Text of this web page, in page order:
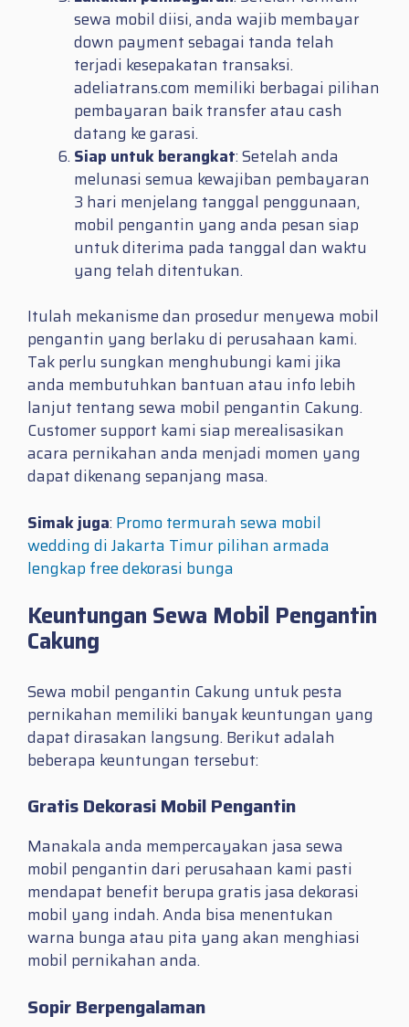
sewa mobil diisi, anda wajib membayar
down payment sebagai tanda telah
terjadi kesepakatan transaksi.
adeliatrans.com memiliki berbagai pilihan
pembayaran baik transfer atau cash
datang ke garasi.
Siap untuk berangkat: Setelah anda
melunasi semua kewajiban pembayaran
3 hari menjelang tanggal penggunaan,
mobil pengantin yang anda pesan siap
untuk diterima pada tanggal dan waktu
yang telah ditentukan.
Itulah mekanisme dan prosedur menyewa mobil
pengantin yang berlaku di perusahaan kami.
Tak perlu sungkan menghubungi kami jika
anda membutuhkan bantuan atau info lebih
lanjut tentang sewa mobil pengantin Cakung.
Customer support kami siap merealisasikan
acara pernikahan anda menjadi momen yang
dapat dikenang sepanjang masa.
Simak juga: Promo termurah sewa mobil
wedding di Jakarta Timur pilihan armada
lengkap free dekorasi bunga
Keuntungan Sewa Mobil Pengantin
Cakung
Sewa mobil pengantin Cakung untuk pesta
pernikahan memiliki banyak keuntungan yang
dapat dirasakan langsung. Berikut adalah
beberapa keuntungan tersebut:
Gratis Dekorasi Mobil Pengantin
Manakala anda mempercayakan jasa sewa
mobil pengantin dari perusahaan kami pasti
mendapat benefit berupa gratis jasa dekorasi
mobil yang indah. Anda bisa menentukan
warna bunga atau pita yang akan menghiasi
mobil pernikahan anda.
Sopir Berpengalaman